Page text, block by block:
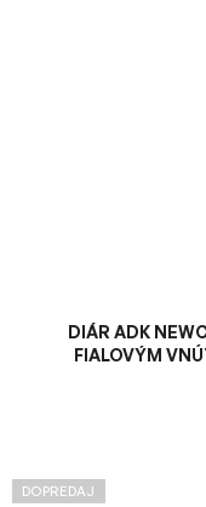
DIÁR ADK
FIALOVÝM
DOPREDAJ